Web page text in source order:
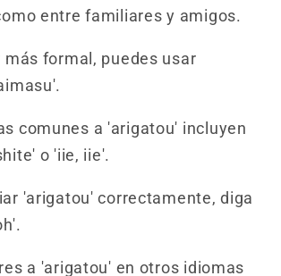
entre familiares y amigos.
más formal, puedes usar
comunes a 'arigatou' incluyen
o 'iie, iie'.
'arigatou' correctamente, diga
a 'arigatou' en otros idiomas